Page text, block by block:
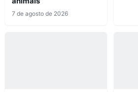
7 de agosto de 2026